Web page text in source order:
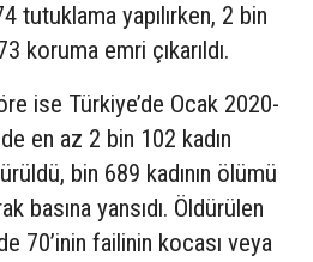
tutuklama yapılırken, 2 bin
koruma emri çıkarıldı.
ise Türkiye’de Ocak 2020-
en az 2 bin 102 kadın
bin 689 kadının ölümü
basına yansıdı. Öldürülen
70’inin failinin kocası veya